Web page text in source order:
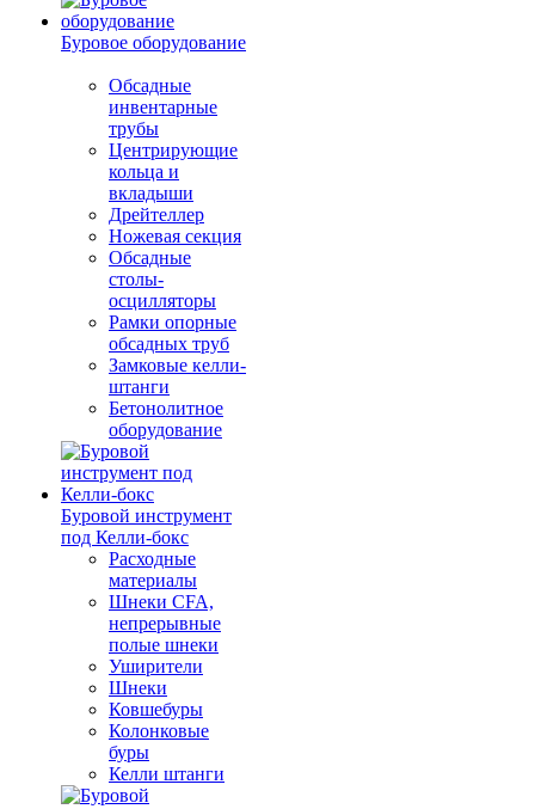
Буровое оборудование
Обсадные
инвентарные
трубы
Центрирующие
кольца и
вкладыши
Дрейтеллер
Ножевая секция
Обсадные
столы-
осцилляторы
Рамки опорные
обсадных труб
Замковые келли-
штанги
Бетонолитное
оборудование
Буровой инструмент
под Келли-бокс
Расходные
материалы
Шнеки CFA,
непрерывные
полые шнеки
Уширители
Шнеки
Ковшебуры
Колонковые
буры
Келли штанги